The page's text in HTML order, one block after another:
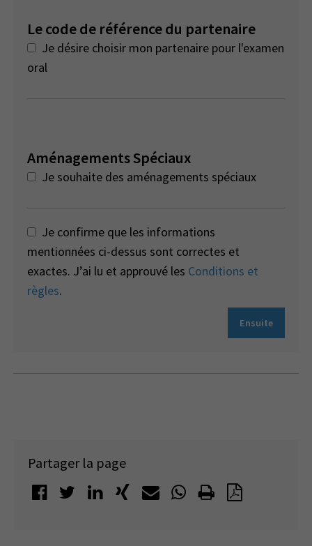
Le code de référence du partenaire
Je désire choisir mon partenaire pour l'examen
oral
Aménagements Spéciaux
Je souhaite des aménagements spéciaux
Je confirme que les informations
mentionnées ci-dessus sont correctes et
exactes. J’ai lu et approuvé les Conditions et
règles.
Ensuite
Partager la page